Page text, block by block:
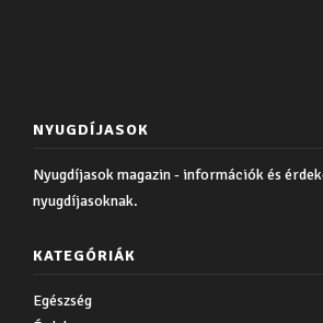
NYUGDÍJASOK
Nyugdíjasok magazin - információk és
nyugdíjasoknak.
KATEGÓRIÁK
Egészség